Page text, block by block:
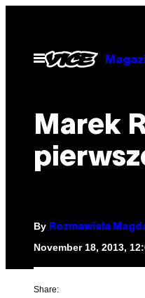
contentOpen
Menu
Marek
By Rozmawiała
November 18, 2013,
Share: